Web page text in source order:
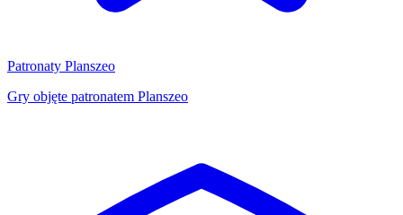
Patronaty Planszeo
Gry objęte patronatem Planszeo